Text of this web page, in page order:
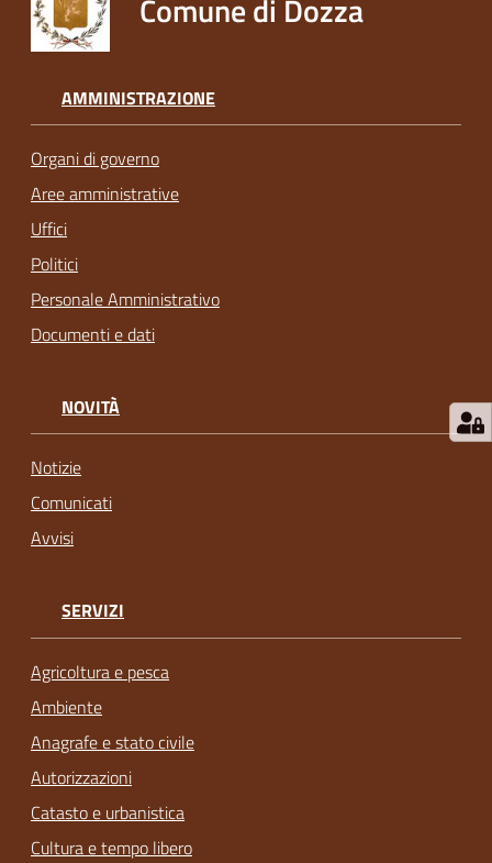
Comune di Dozza
AMMINISTRAZIONE
Organi di governo
Aree amministrative
Uffici
Politici
Personale Amministrativo
Documenti e dati
NOVITÀ
Notizie
Comunicati
Avvisi
SERVIZI
Agricoltura e pesca
Ambiente
Anagrafe e stato civile
Autorizzazioni
Catasto e urbanistica
Cultura e tempo libero